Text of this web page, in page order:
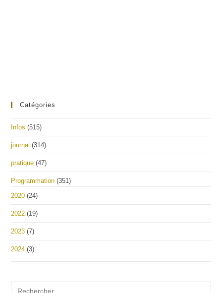
Catégories
Infos (515)
journal (314)
pratique (47)
Programmation (351)
2020 (24)
2022 (19)
2023 (7)
2024 (3)